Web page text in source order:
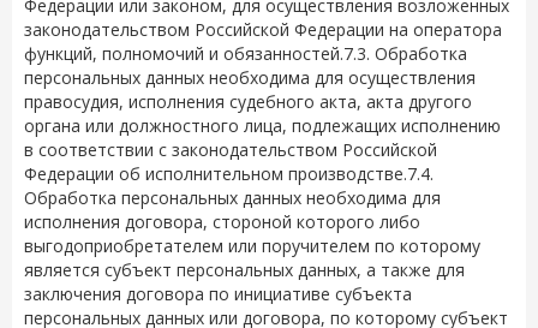
Федерации или законом, для осуществления возложенных
законодательством Российской Федерации на оператора
функций, полномочий и обязанностей.7.3. Обработка
персональных данных необходима для осуществления
правосудия, исполнения судебного акта, акта другого
органа или должностного лица, подлежащих исполнению
в соответствии с законодательством Российской
Федерации об исполнительном производстве.7.4.
Обработка персональных данных необходима для
исполнения договора, стороной которого либо
выгодоприобретателем или поручителем по которому
является субъект персональных данных, а также для
заключения договора по инициативе субъекта
персональных данных или договора, по которому субъект